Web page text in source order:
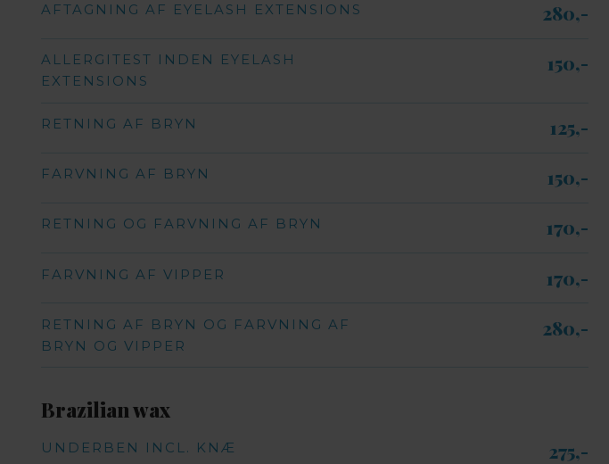
AFTAGNING AF EYELASH EXTENSIONS 280,-​
ALLERGITEST INDEN EYELASH
EXTENSIONS
150,-​
RETNING AF BRYN 125,-​
FARVNING AF BRYN 150,-​
RETNING OG FARVNING AF BRYN 170,-​
FARVNING AF VIPPER 170,-​
RETNING AF BRYN OG FARVNING AF
BRYN OG VIPPER
280,-​
Brazilian wax
UNDERBEN INCL. KNÆ 275,-​